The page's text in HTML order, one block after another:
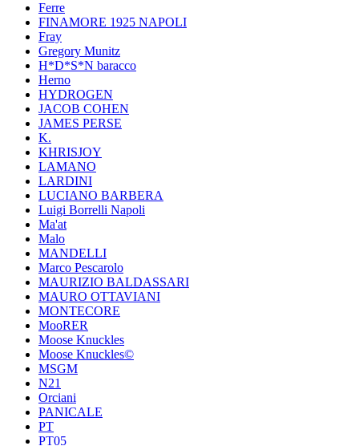
Ferre
FINAMORE 1925 NAPOLI
Fray
Gregory Munitz
H*D*S*N baracco
Herno
HYDROGEN
JACOB COHEN
JAMES PERSE
K.
KHRISJOY
LAMANO
LARDINI
LUCIANO BARBERA
Luigi Borrelli Napoli
Ma'at
Malo
MANDELLI
Marco Pescarolo
MAURIZIO BALDASSARI
MAURO OTTAVIANI
MONTECORE
MooRER
Moose Knuckles
Moose Knuckles©️
MSGM
N21
Orciani
PANICALE
PT
PT05